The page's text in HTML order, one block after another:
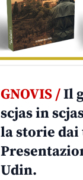
GNOVIS /Il
scjas in
la storie
Udin.